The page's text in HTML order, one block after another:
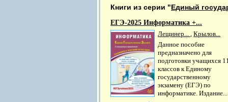
Книги из серии "Единый
ЕГЭ-2025 Информатика +...
Лещинер... , Крылов...
Данное пособие
предназначено для
подготовки учащихся
классов к Единому
государственному
экзамену (ЕГЭ) по
информатике. Издание...